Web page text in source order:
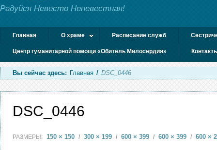
Радуйся Невесто Неневестная!
Главная О храме Расписание служб
Центр гуманитарной помощи «Обитель Милосердия»
Вы сейчас здесь: Главная / DSC_0446
DSC_0446
РАЗМЕРЫ: 150 × 150 / 300 × 199 / 600 × 399 / 600 × 399 / 600 ×